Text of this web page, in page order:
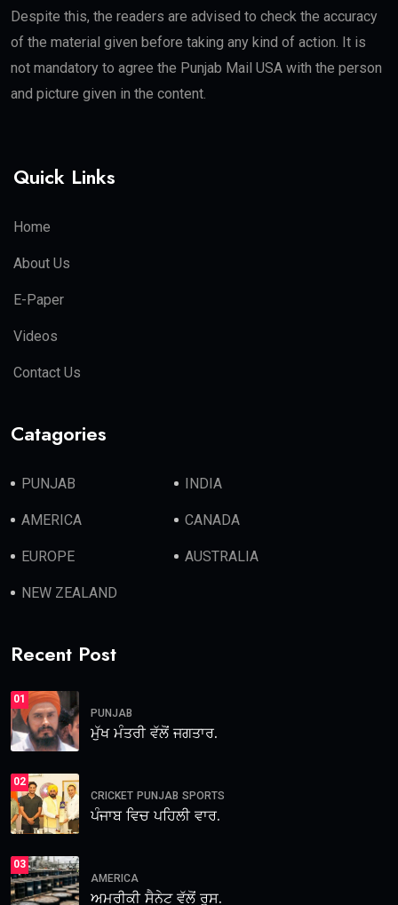
Despite this, the readers are advised to check the accuracy
of the material given before taking any kind of action. It is
not mandatory to agree the Punjab Mail USA with the person
and picture given in the content.
Quick Links
Home
About Us
E-Paper
Videos
Contact Us
Catagories
PUNJAB INDIA
AMERICA CANADA
EUROPE AUSTRALIA
NEW ZEALAND
Recent Post
01
PUNJAB
ਮੁੱਖ ਮੰਤਰੀ ਵੱਲੋਂ ਜਗਤਾਰ.
02
CRICKET PUNJAB SPORTS
ਪੰਜਾਬ ਵਿਚ ਪਹਿਲੀ ਵਾਰ.
03
AMERICA
ਅਮਰੀਕੀ ਸੈਨੇਟ ਵੱਲੋਂ ਰੂਸ.